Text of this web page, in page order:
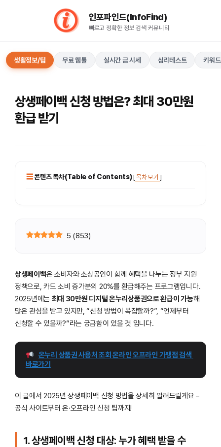
인포파인드(InfoFind)​​​​
빠르고 정확한 정보 검색 커뮤니티
생활정보/팁 무료 웹툴 실시간 금 시세 심리테스트 키워
상생페이백 신청 방법은? 최대 30만원
환급 받기
콘텐츠 목차(Table of Contents)[목차 보기 ]
5 (853)
상생페이백은 소비자와 소상공인이 함께 혜택을 나누는 정부 지원
정책으로, 카드 소비 증가분의 20%를 환급해주는 프로그램입니다.
2025년에는 최대 30만원 디지털 온누리상품권으로 환급이 가능해
많은 관심을 받고 있지만, “신청 방법이 복잡할까?”, “언제부터
신청할 수 있을까?”라는 궁금함이 있을 것 입니다.
온누리 상품권 사용처 조회 온라인 오프라인 가맹점 검색
바로가기
이 글에서 2025년 상생페이백 신청 방법을 상세히 알려드릴게요 –
공식 사이트부터 온·오프라인 신청 팁까지!
1. 상생페이백 신청 대상: 누가 혜택 받을 수